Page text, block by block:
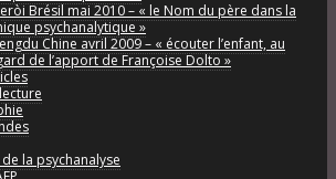
Brésil mai 2010 – « le Nom du père dans la
psychanalytique »
Chine avril 2009 – « écouter l’enfant, au
de l’apport de Françoise Dolto »
la psychanalyse